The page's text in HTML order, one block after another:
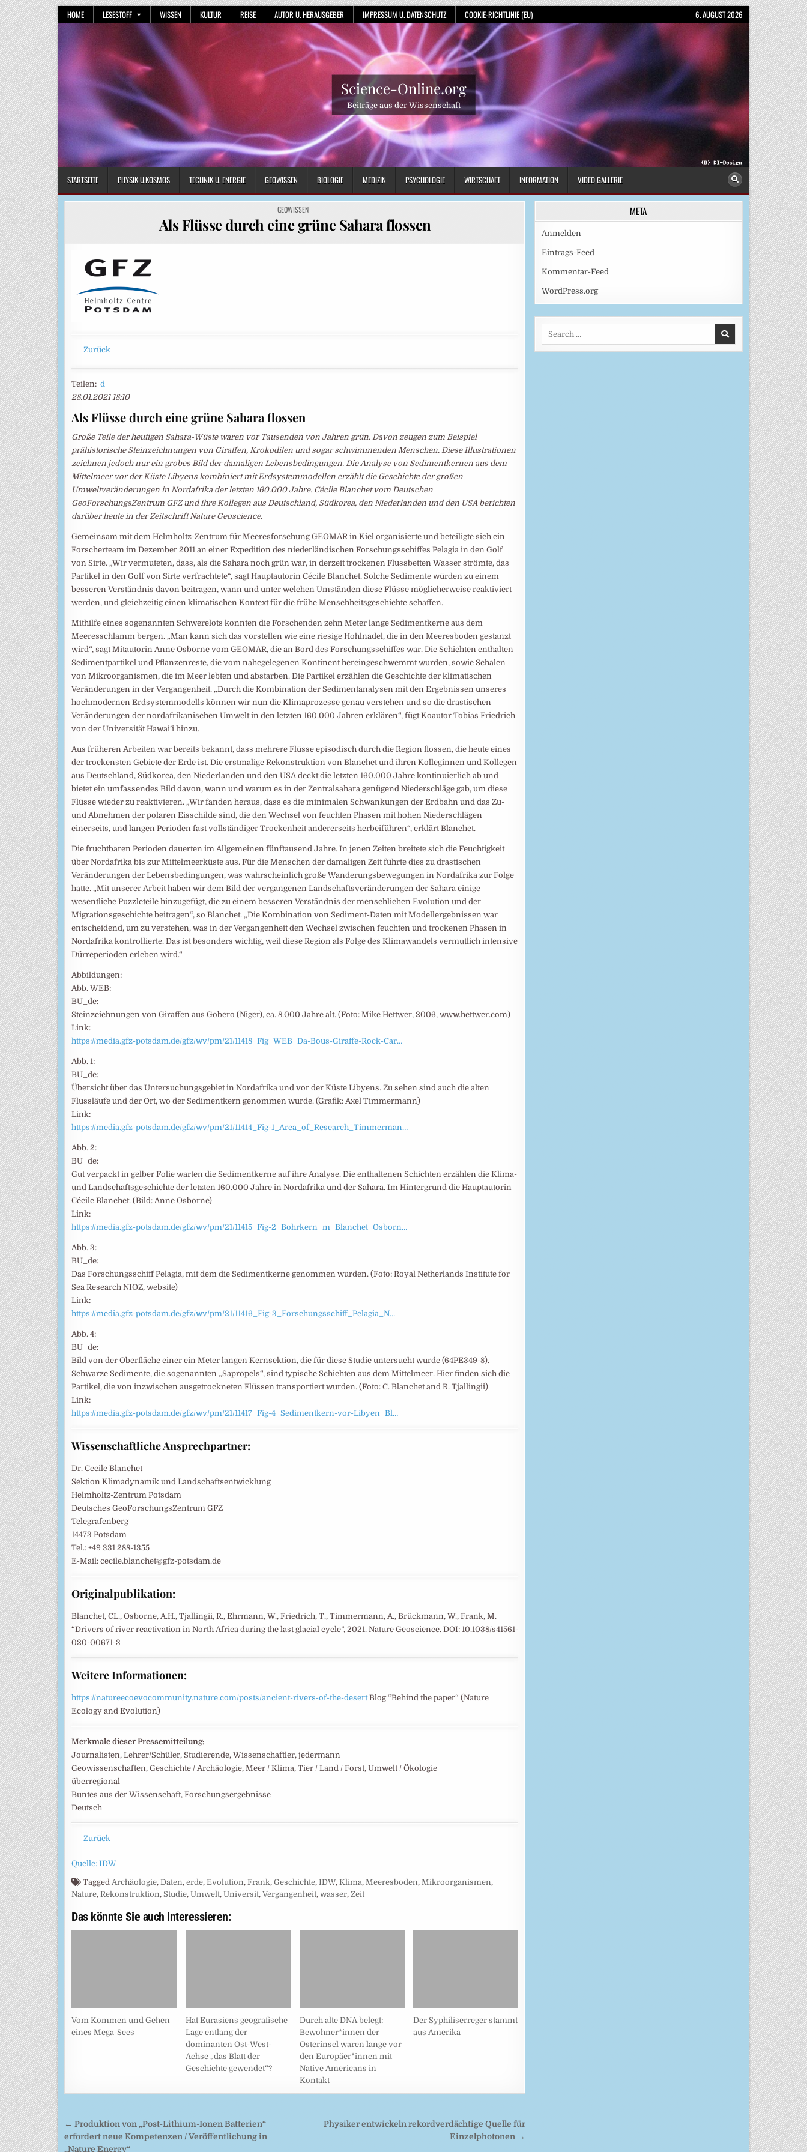
Skip
to
content
HOME LESESTOFF WISSEN KULTUR REISE AUTOR U. HERAUSGEBER IMPRESSUM U. DATENSCHUTZ COOKIE-RICHTLINIE (EU) 6. AUGUST 2026
Science-Online.org
Beiträge aus der Wissenschaft
STARTSEITE PHYSIK U.KOSMOS TECHNIK U. ENERGIE GEOWISSEN BIOLOGIE MEDIZIN PSYCHOLOGIE WIRTSCHAFT INFORMATION VIDEO GALLERIE
POSTED
IN
GEOWISSEN
Als Flüsse durch eine grüne Sahara flossen
Zurück
Teilen: d
28.01.2021 18:10
Als Flüsse durch eine grüne Sahara flossen
Große Teile der heutigen Sahara-Wüste waren vor Tausenden von Jahren grün. Davon zeugen zum Beispiel
prähistorische Steinzeichnungen von Giraffen, Krokodilen und sogar schwimmenden Menschen. Diese Illustrationen
zeichnen jedoch nur ein grobes Bild der damaligen Lebensbedingungen. Die Analyse von Sedimentkernen aus dem
Mittelmeer vor der Küste Libyens kombiniert mit Erdsystemmodellen erzählt die Geschichte der großen
Umweltveränderungen in Nordafrika der letzten 160.000 Jahre. Cécile Blanchet vom Deutschen
GeoForschungsZentrum GFZ und ihre Kollegen aus Deutschland, Südkorea, den Niederlanden und den USA berichten
darüber heute in der Zeitschrift Nature Geoscience.
Gemeinsam mit dem Helmholtz-Zentrum für Meeresforschung GEOMAR in Kiel organisierte und beteiligte sich ein
Forscherteam im Dezember 2011 an einer Expedition des niederländischen Forschungsschiffes Pelagia in den Golf
von Sirte. „Wir vermuteten, dass, als die Sahara noch grün war, in derzeit trockenen Flussbetten Wasser strömte, das
Partikel in den Golf von Sirte verfrachtete“, sagt Hauptautorin Cécile Blanchet. Solche Sedimente würden zu einem
besseren Verständnis davon beitragen, wann und unter welchen Umständen diese Flüsse möglicherweise reaktiviert
werden, und gleichzeitig einen klimatischen Kontext für die frühe Menschheitsgeschichte schaffen.
Mithilfe eines sogenannten Schwerelots konnten die Forschenden zehn Meter lange Sedimentkerne aus dem
Meeresschlamm bergen. „Man kann sich das vorstellen wie eine riesige Hohlnadel, die in den Meeresboden gestanzt
wird“, sagt Mitautorin Anne Osborne vom GEOMAR, die an Bord des Forschungsschiffes war. Die Schichten enthalten
Sedimentpartikel und Pflanzenreste, die vom nahegelegenen Kontinent hereingeschwemmt wurden, sowie Schalen
von Mikroorganismen, die im Meer lebten und abstarben. Die Partikel erzählen die Geschichte der klimatischen
Veränderungen in der Vergangenheit. „Durch die Kombination der Sedimentanalysen mit den Ergebnissen unseres
hochmodernen Erdsystemmodells können wir nun die Klimaprozesse genau verstehen und so die drastischen
Veränderungen der nordafrikanischen Umwelt in den letzten 160.000 Jahren erklären“, fügt Koautor Tobias Friedrich
von der Universität Hawai’i hinzu.
Aus früheren Arbeiten war bereits bekannt, dass mehrere Flüsse episodisch durch die Region flossen, die heute eines
der trockensten Gebiete der Erde ist. Die erstmalige Rekonstruktion von Blanchet und ihren Kolleginnen und Kollegen
aus Deutschland, Südkorea, den Niederlanden und den USA deckt die letzten 160.000 Jahre kontinuierlich ab und
bietet ein umfassendes Bild davon, wann und warum es in der Zentralsahara genügend Niederschläge gab, um diese
Flüsse wieder zu reaktivieren. „Wir fanden heraus, dass es die minimalen Schwankungen der Erdbahn und das Zu-
und Abnehmen der polaren Eisschilde sind, die den Wechsel von feuchten Phasen mit hohen Niederschlägen
einerseits, und langen Perioden fast vollständiger Trockenheit andererseits herbeiführen“, erklärt Blanchet.
Die fruchtbaren Perioden dauerten im Allgemeinen fünftausend Jahre. In jenen Zeiten breitete sich die Feuchtigkeit
über Nordafrika bis zur Mittelmeerküste aus. Für die Menschen der damaligen Zeit führte dies zu drastischen
Veränderungen der Lebensbedingungen, was wahrscheinlich große Wanderungsbewegungen in Nordafrika zur Folge
hatte. „Mit unserer Arbeit haben wir dem Bild der vergangenen Landschaftsveränderungen der Sahara einige
wesentliche Puzzleteile hinzugefügt, die zu einem besseren Verständnis der menschlichen Evolution und der
Migrationsgeschichte beitragen“, so Blanchet. „Die Kombination von Sediment-Daten mit Modellergebnissen war
entscheidend, um zu verstehen, was in der Vergangenheit den Wechsel zwischen feuchten und trockenen Phasen in
Nordafrika kontrollierte. Das ist besonders wichtig, weil diese Region als Folge des Klimawandels vermutlich intensive
Dürreperioden erleben wird.“
Abbildungen:
Abb. WEB:
BU_de:
Steinzeichnungen von Giraffen aus Gobero (Niger), ca. 8.000 Jahre alt. (Foto: Mike Hettwer, 2006, www.hettwer.com)
Link:
https://media.gfz-potsdam.de/gfz/wv/pm/21/11418_Fig_WEB_Da-Bous-Giraffe-Rock-Car…
Abb. 1:
BU_de:
Übersicht über das Untersuchungsgebiet in Nordafrika und vor der Küste Libyens. Zu sehen sind auch die alten
Flussläufe und der Ort, wo der Sedimentkern genommen wurde. (Grafik: Axel Timmermann)
Link:
https://media.gfz-potsdam.de/gfz/wv/pm/21/11414_Fig-1_Area_of_Research_Timmerman…
Abb. 2:
BU_de:
Gut verpackt in gelber Folie warten die Sedimentkerne auf ihre Analyse. Die enthaltenen Schichten erzählen die Klima-
und Landschaftsgeschichte der letzten 160.000 Jahre in Nordafrika und der Sahara. Im Hintergrund die Hauptautorin
Cécile Blanchet. (Bild: Anne Osborne)
Link:
https://media.gfz-potsdam.de/gfz/wv/pm/21/11415_Fig-2_Bohrkern_m_Blanchet_Osborn…
Abb. 3:
BU_de:
Das Forschungsschiff Pelagia, mit dem die Sedimentkerne genommen wurden. (Foto: Royal Netherlands Institute for
Sea Research NIOZ, website)
Link:
https://media.gfz-potsdam.de/gfz/wv/pm/21/11416_Fig-3_Forschungsschiff_Pelagia_N…
Abb. 4:
BU_de:
Bild von der Oberfläche einer ein Meter langen Kernsektion, die für diese Studie untersucht wurde (64PE349-8).
Schwarze Sedimente, die sogenannten „Sapropels“, sind typische Schichten aus dem Mittelmeer. Hier finden sich die
Partikel, die von inzwischen ausgetrockneten Flüssen transportiert wurden. (Foto: C. Blanchet and R. Tjallingii)
Link:
https://media.gfz-potsdam.de/gfz/wv/pm/21/11417_Fig-4_Sedimentkern-vor-Libyen_Bl…
Wissenschaftliche Ansprechpartner:
Dr. Cecile Blanchet
Sektion Klimadynamik und Landschaftsentwicklung
Helmholtz-Zentrum Potsdam
Deutsches GeoForschungsZentrum GFZ
Telegrafenberg
14473 Potsdam
Tel.: +49 331 288-1355
E-Mail: cecile.blanchet@gfz-potsdam.de
Originalpublikation:
Blanchet, CL., Osborne, A.H., Tjallingii, R., Ehrmann, W., Friedrich, T., Timmermann, A., Brückmann, W., Frank, M.
“Drivers of river reactivation in North Africa during the last glacial cycle”, 2021. Nature Geoscience. DOI: 10.1038/s41561-
020-00671-3
Weitere Informationen:
https://natureecoevocommunity.nature.com/posts/ancient-rivers-of-the-desertBlog “Behind the paper“ (Nature
Ecology and Evolution)
Merkmale dieser Pressemitteilung:
Journalisten, Lehrer/Schüler, Studierende, Wissenschaftler, jedermann
Geowissenschaften, Geschichte / Archäologie, Meer / Klima, Tier / Land / Forst, Umwelt / Ökologie
überregional
Buntes aus der Wissenschaft, Forschungsergebnisse
Deutsch
Zurück
Quelle: IDW
Tagged Archäologie, Daten, erde, Evolution, Frank, Geschichte, IDW, Klima, Meeresboden, Mikroorganismen,
Nature, Rekonstruktion, Studie, Umwelt, Universit, Vergangenheit, wasser, Zeit
Das könnte Sie auch interessieren:
Vom Kommen und Gehen
eines Mega-Sees
Hat Eurasiens geografische
Lage entlang der
dominanten Ost-West-
Achse „das Blatt der
Geschichte gewendet“?
Durch alte DNA belegt:
Bewohner*innen der
Osterinsel waren lange vor
den Europäer*innen mit
Native Americans in
Kontakt
Der Syphiliserreger stammt
aus Amerika
Beitragsnavigation
Physiker entwickeln rekordverdächtige Quelle für
Einzelphotonen →
← Produktion von „Post-Lithium-Ionen Batterien“
erfordert neue Kompetenzen / Veröffentlichung in
„Nature Energy“
META
Anmelden
Eintrags-Feed
Kommentar-Feed
WordPress.org